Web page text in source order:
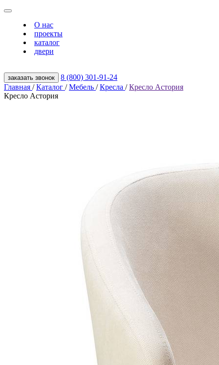
О нас
проекты
каталог
двери
заказать звонок
8 (800) 301‑91‑24
Главная / Каталог / Мебель / Кресла / Кресло Астория
Кресло Астория